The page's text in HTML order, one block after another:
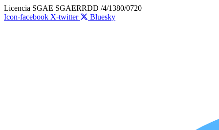
Ir
al
Licencia SGAE SGAERRDD /4/1380/0720
Icon-facebook X-twitter Bluesky